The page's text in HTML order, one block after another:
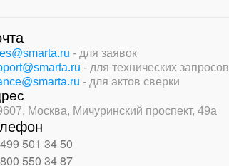
- для заявок
- для технических запросов
- для актов сверки
Москва, Мичуринский проспект, 49а
501 34 50
550 34 87